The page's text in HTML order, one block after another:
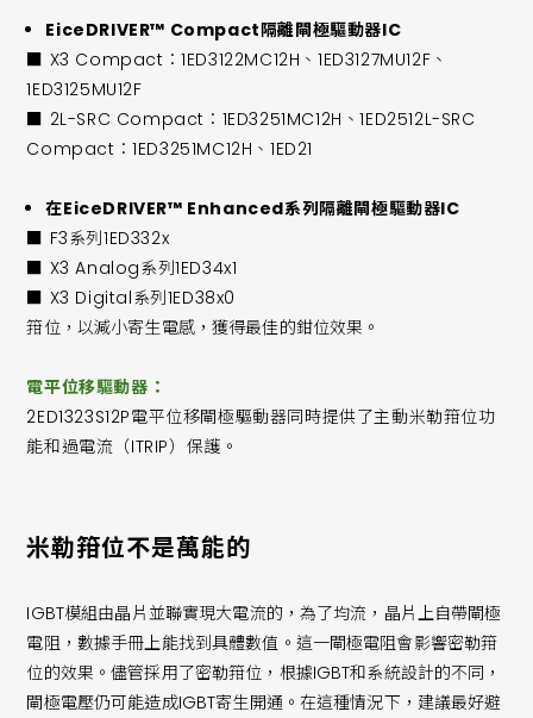
EiceDRIVER™ Compact隔離閘極驅動器IC
■ X3 Compact：1ED3122MC12H、1ED3127MU12F、
1ED3125MU12F
■ 2L-SRC Compact：1ED3251MC12H、1ED2512L-SRC
Compact：1ED3251MC12H、1ED21
在EiceDRIVER™ Enhanced系列隔離閘極驅動器IC
■ F3系列1ED332x
■ X3 Analog系列1ED34x1
■ X3 Digital系列1ED38x0
箝位，以減小寄生電感，獲得最佳的鉗位效果。
電平位移驅動器：
2ED1323S12P電平位移閘極驅動器同時提供了主動米勒箝位功
能和過電流（ITRIP）保護。
米勒箝位不是萬能的
IGBT模組由晶片並聯實現大電流的，為了均流，晶片上自帶閘極
電阻，數據手冊上能找到具體數值。這一閘極電阻會影響密勒箝
位的效果。儘管採用了密勒箝位，根據IGBT和系統設計的不同，
閘極電壓仍可能造成IGBT寄生開通。在這種情況下，建議最好避